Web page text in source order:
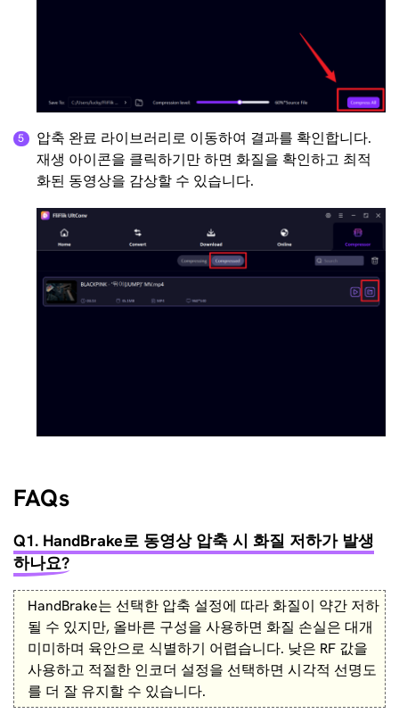
압축 완료 라이브러리로 이동하여 결과를 확인합니다.
재생 아이콘을 클릭하기만 하면 화질을 확인하고 최적
화된 동영상을 감상할 수 있습니다.
FAQs
Q1. HandBrake로 동영상 압축 시 화질 저하가 발생
하나요?
HandBrake는 선택한 압축 설정에 따라 화질이 약간 저하
될 수 있지만, 올바른 구성을 사용하면 화질 손실은 대개
미미하며 육안으로 식별하기 어렵습니다. 낮은 RF 값을
사용하고 적절한 인코더 설정을 선택하면 시각적 선명도
를 더 잘 유지할 수 있습니다.